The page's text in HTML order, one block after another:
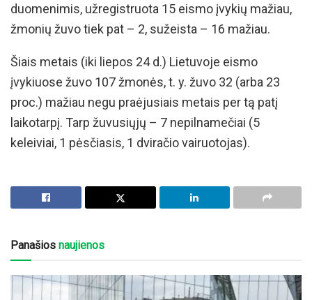
duomenimis, užregistruota 15 eismo įvykių mažiau,
žmonių žuvo tiek pat – 2, sužeista – 16 mažiau.
Šiais metais (iki liepos 24 d.) Lietuvoje eismo
įvykiuose žuvo 107 žmonės, t. y. žuvo 32 (arba 23
proc.) mažiau negu praėjusiais metais per tą patį
laikotarpį. Tarp žuvusiųjų – 7 nepilnamečiai (5
keleiviai, 1 pėsčiasis, 1 dviračio vairuotojas).
Panašios naujienos